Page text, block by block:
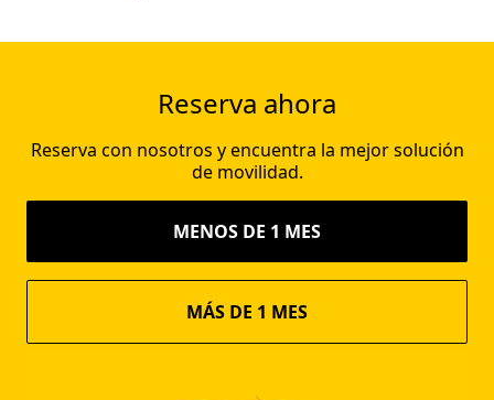
Reserva ahora
Reserva con nosotros y encuentra la mejor solución
de movilidad.
MENOS DE 1 MES
MÁS DE 1 MES